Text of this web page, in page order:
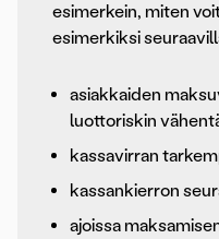
esimerkein, miten
esimerkiksi
asiakkaiden
luottoriskin
kassavirran
kassankierron
ajoissa